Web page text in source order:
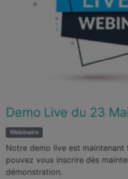
Demo Live du 23
Webinaire
Notre demo live est maintenant
pouvez vous inscrire dès
démonstration.